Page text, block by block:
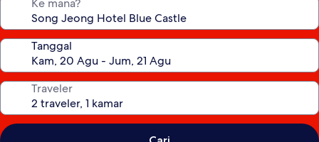
Ke mana?
Tanggal
Traveler